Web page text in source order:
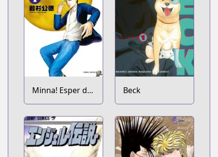
Minna! Esper da
yo!
Beck